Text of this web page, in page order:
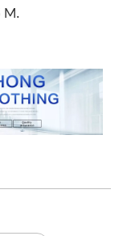
M.